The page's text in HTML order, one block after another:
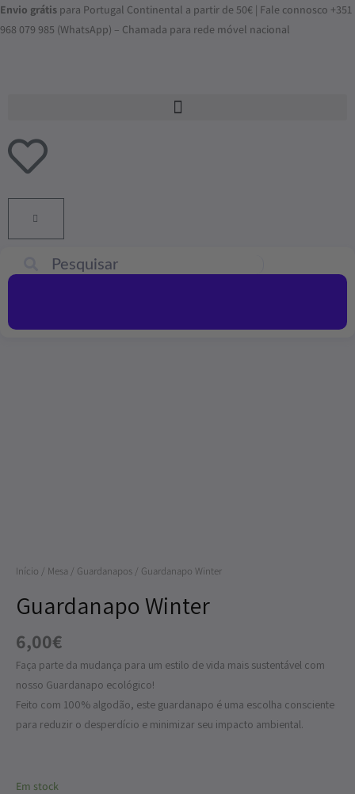
Skip
to
Envio grátis para Portugal Continental a partir de 50€ | Fale connosco +351
968 079 985 (WhatsApp) – Chamada para rede móvel nacional
ADICIONAR
CARRINHO
Início / Mesa / Guardanapos / Guardanapo Winter
Guardanapo Winter
6,00€
Faça parte da mudança para um estilo de vida mais sustentável com
nosso Guardanapo ecológico!
Feito com 100% algodão, este guardanapo é uma escolha consciente
para reduzir o desperdício e minimizar seu impacto ambiental.
Em stock